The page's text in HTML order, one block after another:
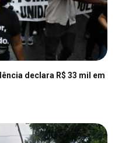
declara R$ 33 mil em